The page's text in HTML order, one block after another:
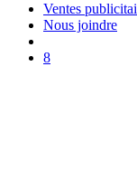
Ventes
Nous joindre